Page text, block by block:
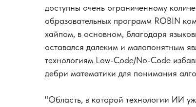
доступны очень ограниченному
образовательных программ ROBIN
хайпом, в основном, благодаря
оставался далеким и малопонятным
технологиям Low-Code/No-Code
дебри математики для понимания
"Область, в которой технологии ИИ